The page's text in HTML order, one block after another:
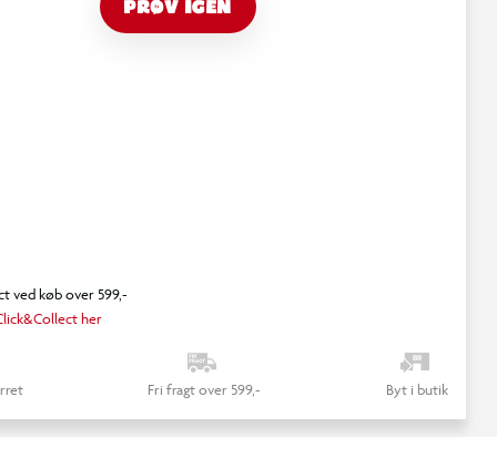
PRØV IGEN
ved køb over 599,-
her
Fri fragt over 599,- Byt i butik